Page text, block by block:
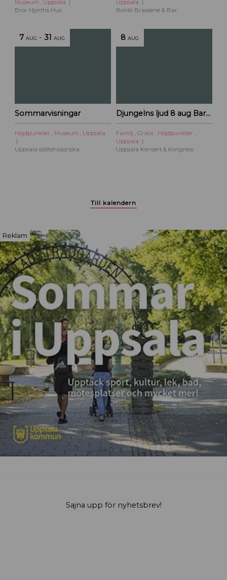
l
i
t
Museum , Uppsala
Bror Hjorths Hus
Uppsala
Bonté Brasserie & Bar
7 AUG -31 AUG
Sommarvisningar
Höjdpunkter Museum Uppsala
Uppsala slottshistoriska
8 AUG
Djungelns ljud 8 aug Barnföreställning
Familj Gratis Höjdpunkter
Uppsala
Uppsala Konsert & Kongress
Till kalendern
Reklam
Sajna upp för nyhetsbrev!